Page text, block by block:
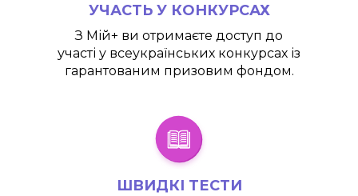
УЧАСТЬ У КОНКУРСАХ
З Мій+ ви отримаєте доступ до
участі у всеукраїнських конкурсах із
гарантованим призовим фондом.
ШВИДКІ ТЕСТИ